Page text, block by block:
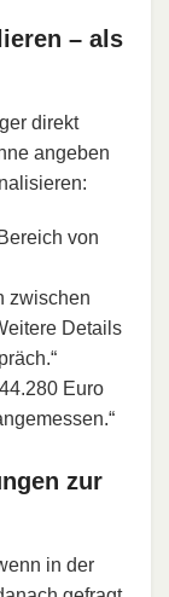
– als
direkt
angeben
von
zwischen
Details
Euro
zur
in der